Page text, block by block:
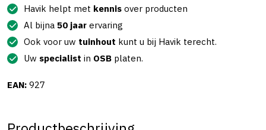
Havik helpt met kennis over producten
Al bijna 50 jaar ervaring
Ook voor uw tuinhout kunt u bij Havik terecht.
Uw specialist in OSB platen.
EAN: 927